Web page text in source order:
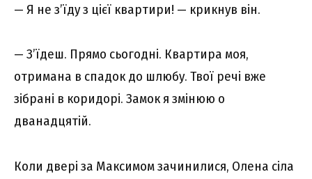
— Я не з’їду з цієї квартири! — крикнув він.
— З’їдеш. Прямо сьогодні. Квартира моя,
отримана в спадок до шлюбу. Твої речі вже
зібрані в коридорі. Замок я змінюю о
дванадцятій.
Коли двері за Максимом зачинилися, Олена сіла